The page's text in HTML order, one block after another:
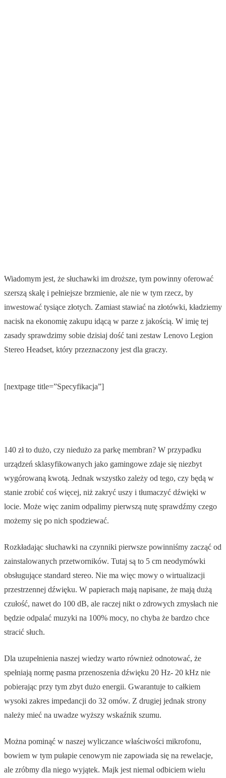
Wiadomym jest, że słuchawki im droższe, tym powinny oferować
szerszą skalę i pełniejsze brzmienie, ale nie w tym rzecz, by
inwestować tysiące złotych. Zamiast stawiać na złotówki, kładziemy
nacisk na ekonomię zakupu idącą w parze z jakością. W imię tej
zasady sprawdzimy sobie dzisiaj dość tani zestaw Lenovo Legion
Stereo Headset, który przeznaczony jest dla graczy.
[nextpage title=”Specyfikacja”]
140 zł to dużo, czy niedużo za parkę membran? W przypadku
urządzeń sklasyfikowanych jako gamingowe zdaje się niezbyt
wygórowaną kwotą. Jednak wszystko zależy od tego, czy będą w
stanie zrobić coś więcej, niż zakryć uszy i tłumaczyć dźwięki w
locie. Może więc zanim odpalimy pierwszą nutę sprawdźmy czego
możemy się po nich spodziewać.
Rozkładając słuchawki na czynniki pierwsze powinniśmy zacząć od
zainstalowanych przetworników. Tutaj są to 5 cm neodymówki
obsługujące standard stereo. Nie ma więc mowy o wirtualizacji
przestrzennej dźwięku. W papierach mają napisane, że mają dużą
czułość, nawet do 100 dB, ale raczej nikt o zdrowych zmysłach nie
będzie odpalać muzyki na 100% mocy, no chyba że bardzo chce
stracić słuch.
Dla uzupełnienia naszej wiedzy warto również odnotować, że
spełniają normę pasma przenoszenia dźwięku 20 Hz- 20 kHz nie
pobierając przy tym zbyt dużo energii. Gwarantuje to całkiem
wysoki zakres impedancji do 32 omów. Z drugiej jednak strony
należy mieć na uwadze wyższy wskaźnik szumu.
Można pominąć w naszej wyliczance właściwości mikrofonu,
bowiem w tym pułapie cenowym nie zapowiada się na rewelacje,
ale zróbmy dla niego wyjątek. Majk jest niemal odbiciem wielu